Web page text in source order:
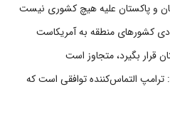
و پاکستان علیه هیچ کشوری نیست
کشورهای منطقه به آمریکاست
قرار بگیرد، متجاوز است
ترامپ التماس‌کننده توافقی است که